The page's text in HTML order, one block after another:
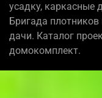
усадку,
Бригада
дачи. Каталог
домокомплект.